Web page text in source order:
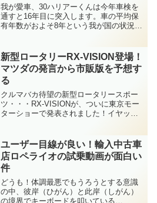
我が愛車、30ハリアーくんは今年車検を
通すと16年目に突入します。車の平均保
有年数がおよそ8年という我が国の状況を
の新車だったとはいえ、さすがにここま
で長く乗ることにな...
新型ロータリーRX-VISION登場！
マツダの発言から市販版を予想す
る
クルマバカ待望の新型ロータリースポー
ツ・・・RX-VISIONが、ついに東京モー
ターショーで発表されました！イヤッホ
しいデザイン。「アストンマーチン・ヴ
ァルカン」...
ユーザー目線が良い！輸入中古車
店ロペライオの試乗動画が面白い
件
どうも！体調最悪でもうろうとする意識
の中、彼岸（ひがん）と此岸（しがん）
の境界でキーボードを叩いている